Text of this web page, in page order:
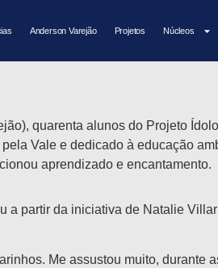
Anderson Varejão Projetos Núcleos
Vale, alunos do
quarenta alunos do Projeto
Vale e dedicado à educação
aprendizado e encantamento.
partir da iniciativa de Natalie
Me assustou muito,